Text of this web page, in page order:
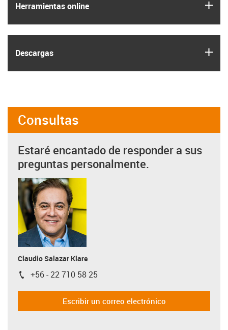
Herramientas online
Descargas
Consultas
Estaré encantado de responder a sus
preguntas personalmente.
Claudio Salazar Klare
igus-icon-phone
+56 - 22 710 58 25
Escribir un correo electrónico